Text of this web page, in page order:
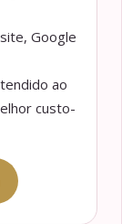
Google
ao
custo-